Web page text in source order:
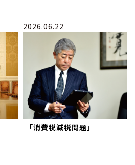
2026.06.22
「消費税減税問題」